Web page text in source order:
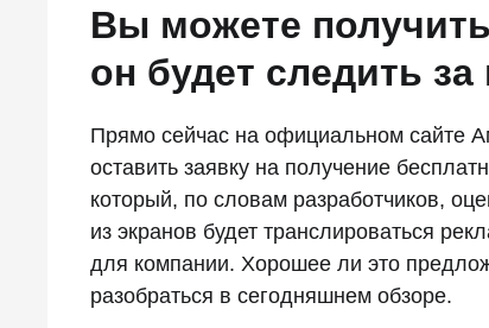
Вы можете
он будет следить
Прямо сейчас на официальном сайте
оставить заявку на получение
который, по словам разработчиков,
из экранов будет транслироваться
для компании. Хорошее ли это
разобраться в сегодняшнем обзоре.